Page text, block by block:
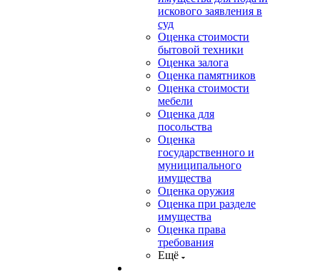
искового заявления в
суд
Оценка стоимости
бытовой техники
Оценка залога
Оценка памятников
Оценка стоимости
мебели
Оценка для
посольства
Оценка
государственного и
муниципального
имущества
Оценка оружия
Оценка при разделе
имущества
Оценка права
требования
Ещё